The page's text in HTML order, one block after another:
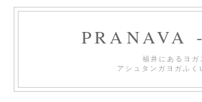
PRANAVA
福井にあるヨ
アシュタンガヨガふ